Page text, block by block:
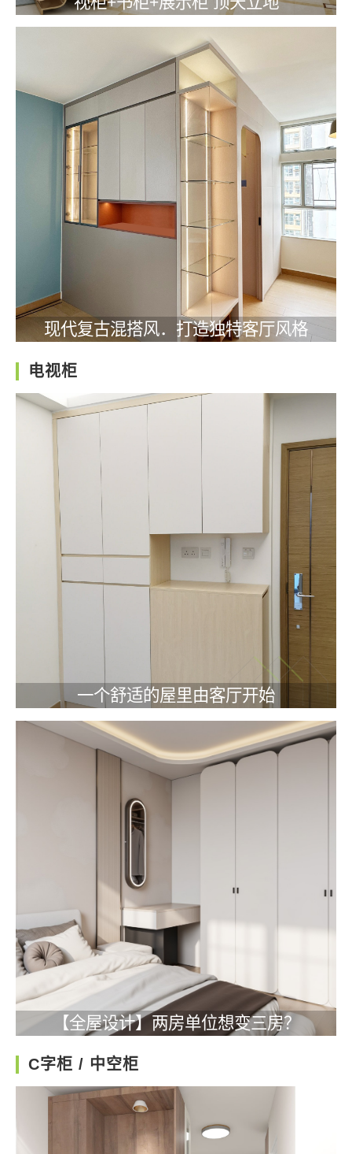
现代复古混搭风．打造独特客厅风格
电视柜
一个舒适的屋里由客厅开始
【全屋设计】两房单位想变三房？
C字柜 / 中空柜